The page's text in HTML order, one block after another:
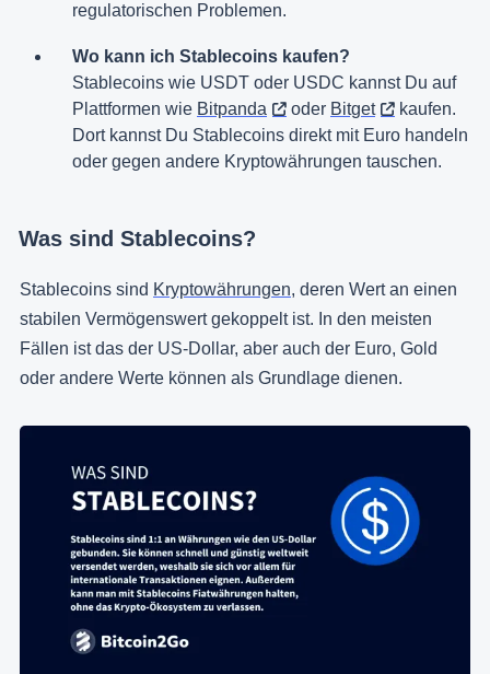
regulatorischen Problemen.
Wo kann ich Stablecoins kaufen?
Stablecoins wie USDT oder USDC kannst Du auf
Plattformen wie Bitpanda oder Bitget
kaufen.
Dort kannst Du Stablecoins direkt mit Euro handeln
oder gegen andere Kryptowährungen tauschen.
Was sind Stablecoins?
Stablecoins sind Kryptowährungen, deren Wert an einen
stabilen Vermögenswert gekoppelt ist. In den meisten
Fällen ist das der US-Dollar, aber auch der Euro, Gold
oder andere Werte können als Grundlage dienen.